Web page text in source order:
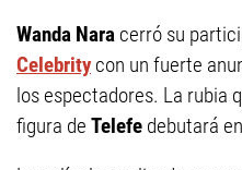
Wanda Nara cerró su
Celebritycon un fuerte
los espectadores. La rubia
figura de Telefe debutará